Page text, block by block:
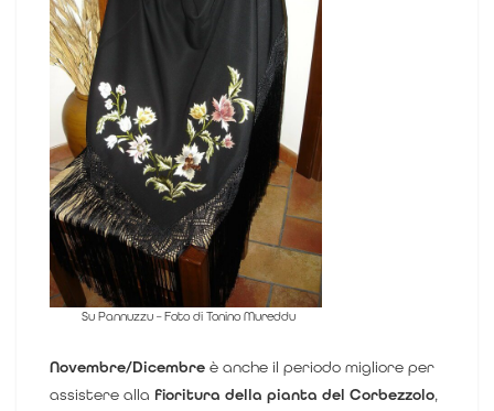
Su Pannuzzu – Foto di Tonino Mureddu
Novembre/Dicembre è anche il periodo migliore per
assistere alla fioritura della pianta del Corbezzolo,